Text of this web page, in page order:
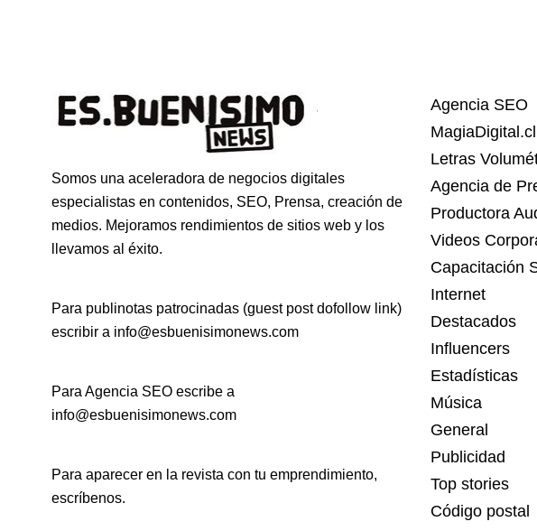
Somos una aceleradora de negocios digitales
especialistas en contenidos, SEO, Prensa, creación de
medios. Mejoramos rendimientos de sitios web y los
llevamos al éxito.
Para publinotas patrocinadas (guest post dofollow link)
escribir a info@esbuenisimonews.com
Para Agencia SEO escribe a
info@esbuenisimonews.com
Para aparecer en la revista con tu emprendimiento,
escríbenos.
Agencia SEO
MagiaDigital.cl
Letras
Agencia de
Productora
Videos
Capacitación
Internet
Destacados
Influencers
Estadísticas
Música
General
Publicidad
Top stories
Código postal